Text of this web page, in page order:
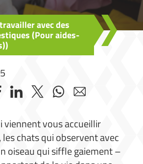
avec des
(Pour aides-
viennent vous accueillir
chats qui observent avec
oiseau qui siffle gaiement –